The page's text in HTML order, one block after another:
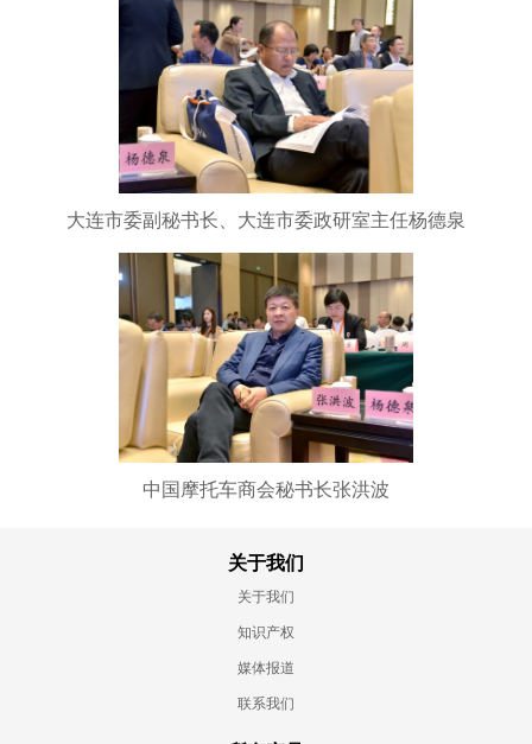
大连市委副秘书长、大连市委政研室主任杨德泉
中国摩托车商会秘书长张洪波
关于我们
关于我们
知识产权
媒体报道
联系我们